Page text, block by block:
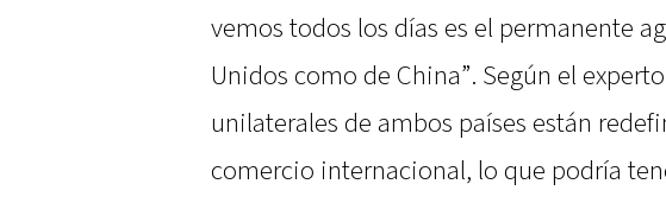
vemos todos los días es el permanente
Unidos como de China”. Según el
unilaterales de ambos países están
comercio internacional, lo que podría